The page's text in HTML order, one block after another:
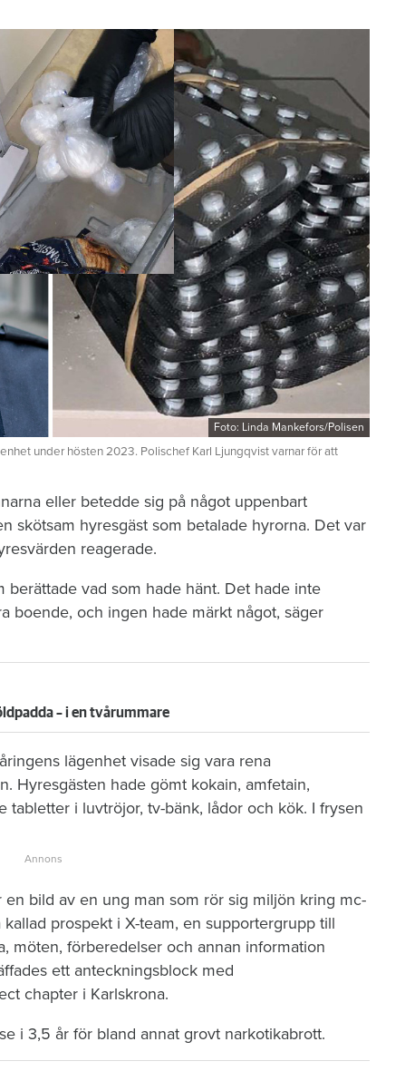
Foto: Linda Mankefors/Polisen
under hösten 2023. Polischef Karl Ljungqvist varnar för att
eller betedde sig på något uppenbart
skötsam hyresgäst som betalade hyrorna. Det var
reagerade.
vad som hade hänt. Det hade inte
boende, och ingen hade märkt något, säger
– i en tvårummare
lägenhet visade sig vara rena
Hyresgästen hade gömt kokain, amfetain,
tabletter i luvtröjor, tv-bänk, lådor och kök. I frysen
bild av en ung man som rör sig miljön kring mc-
prospekt i X-team, en supportergrupp till
möten, förberedelser och annan information
ett anteckningsblock med
chapter i Karlskrona.
i 3,5 år för bland annat grovt narkotikabrott.